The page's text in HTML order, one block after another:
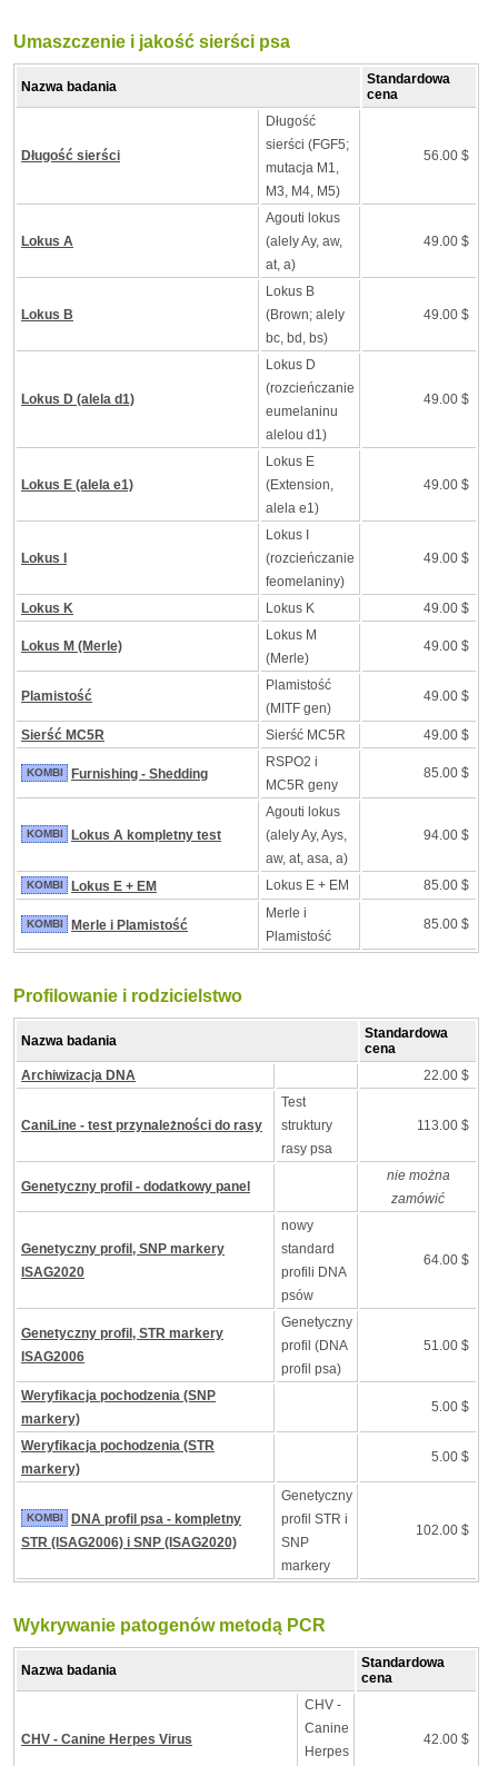
Umaszczenie i jakość sierści psa
Nazwa badania
Standardowa
cena
Długość sierści
Długość
sierści (FGF5;
mutacja M1,
M3, M4, M5)
56.00 $
Lokus A
Agouti lokus
(alely Ay, aw,
at, a)
49.00 $
Lokus B
Lokus B
(Brown; alely
bc, bd, bs)
49.00 $
Lokus D (alela d1)
Lokus D
(rozcieńczanie
eumelaninu
alelou d1)
49.00 $
Lokus E (alela e1)
Lokus E
(Extension,
alela e1)
49.00 $
Lokus I
Lokus I
(rozcieńczanie
feomelaniny)
49.00 $
Lokus K Lokus K 49.00 $
Lokus M (Merle)
Lokus M
(Merle)
49.00 $
Plamistość
Plamistość
(MITF gen)
49.00 $
Sierść MC5R Sierść MC5R 49.00 $
KOMBI Furnishing - Shedding
RSPO2 i
MC5R geny
85.00 $
KOMBI Lokus A kompletny test
Agouti lokus
(alely Ay, Ays,
aw, at, asa, a)
94.00 $
KOMBI Lokus E + EM Lokus E + EM 85.00 $
KOMBI Merle i Plamistość
Merle i
Plamistość
85.00 $
Profilowanie i rodzicielstwo
Nazwa badania
Standardowa
cena
Archiwizacja DNA
22.00 $
CaniLine - test przynależności do rasy
Test
struktury
rasy psa
113.00 $
Genetyczny profil - dodatkowy panel
nie można
zamówić
Genetyczny profil, SNP markery
ISAG2020
nowy
standard
profili DNA
psów
64.00 $
Genetyczny profil, STR markery
ISAG2006
Genetyczny
profil (DNA
profil psa)
51.00 $
Weryfikacja pochodzenia (SNP
markery)
5.00 $
Weryfikacja pochodzenia (STR
markery)
5.00 $
KOMBI
DNA profil psa - kompletny
STR (ISAG2006) i SNP (ISAG2020)
Genetyczny
profil STR i
SNP
markery
102.00 $
Wykrywanie patogenów metodą PCR
Nazwa badania
Standardowa
cena
CHV - Canine Herpes Virus
CHV -
Canine
Herpes
42.00 $